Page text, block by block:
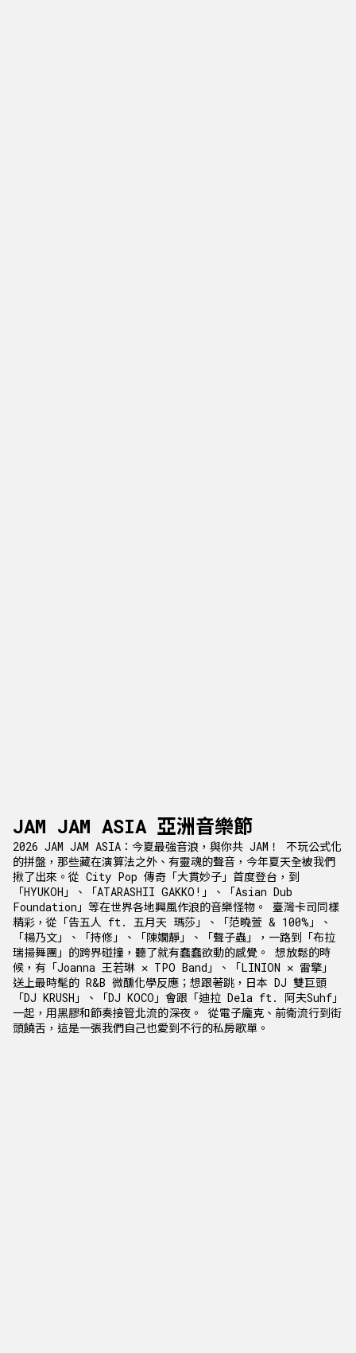
JAM JAM ASIA 亞洲音樂節
2026 JAM JAM ASIA：今夏最強音浪，與你共 JAM！ 不玩公式化
的拼盤，那些藏在演算法之外、有靈魂的聲音，今年夏天全被我們
揪了出來。從 City Pop 傳奇「大貫妙子」首度登台，到
「HYUKOH」、「ATARASHII GAKKO!」、「Asian Dub
Foundation」等在世界各地興風作浪的音樂怪物。 臺灣卡司同樣
精彩，從「告五人 ft. 五月天 瑪莎」、「范曉萱 & 100%」、
「楊乃文」、「持修」、「陳嫺靜」、「聲子蟲」，一路到「布拉
瑞揚舞團」的跨界碰撞，聽了就有蠢蠢欲動的感覺。 想放鬆的時
候，有「Joanna 王若琳 ✕ TPO Band」、「LINION ✕ 雷擎」
送上最時髦的 R&B 微醺化學反應；想跟著跳，日本 DJ 雙巨頭
「DJ KRUSH」、「DJ KOCO」會跟「迪拉 Dela ft. 阿夫Suhf」
一起，用黑膠和節奏接管北流的深夜。 從電子龐克、前衛流行到街
頭饒舌，這是一張我們自己也愛到不行的私房歌單。